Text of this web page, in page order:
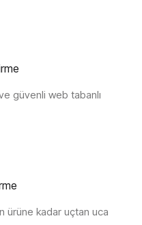
güvenli web tabanlı
ürüne kadar uçtan uca